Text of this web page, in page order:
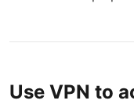
Use VPN to